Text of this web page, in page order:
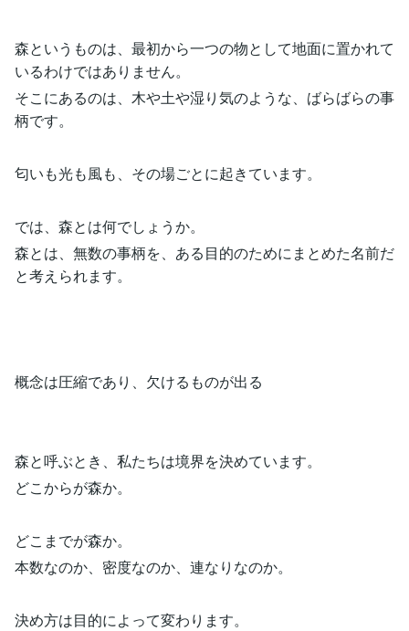
森というものは、最初から一つの物として地面に置かれて
いるわけではありません。
そこにあるのは、木や土や湿り気のような、ばらばらの事
柄です。
匂いも光も風も、その場ごとに起きています。
では、森とは何でしょうか。
森とは、無数の事柄を、ある目的のためにまとめた名前だ
と考えられます。
概念は圧縮であり、欠けるものが出る
森と呼ぶとき、私たちは境界を決めています。
どこからが森か。
どこまでが森か。
本数なのか、密度なのか、連なりなのか。
決め方は目的によって変わります。